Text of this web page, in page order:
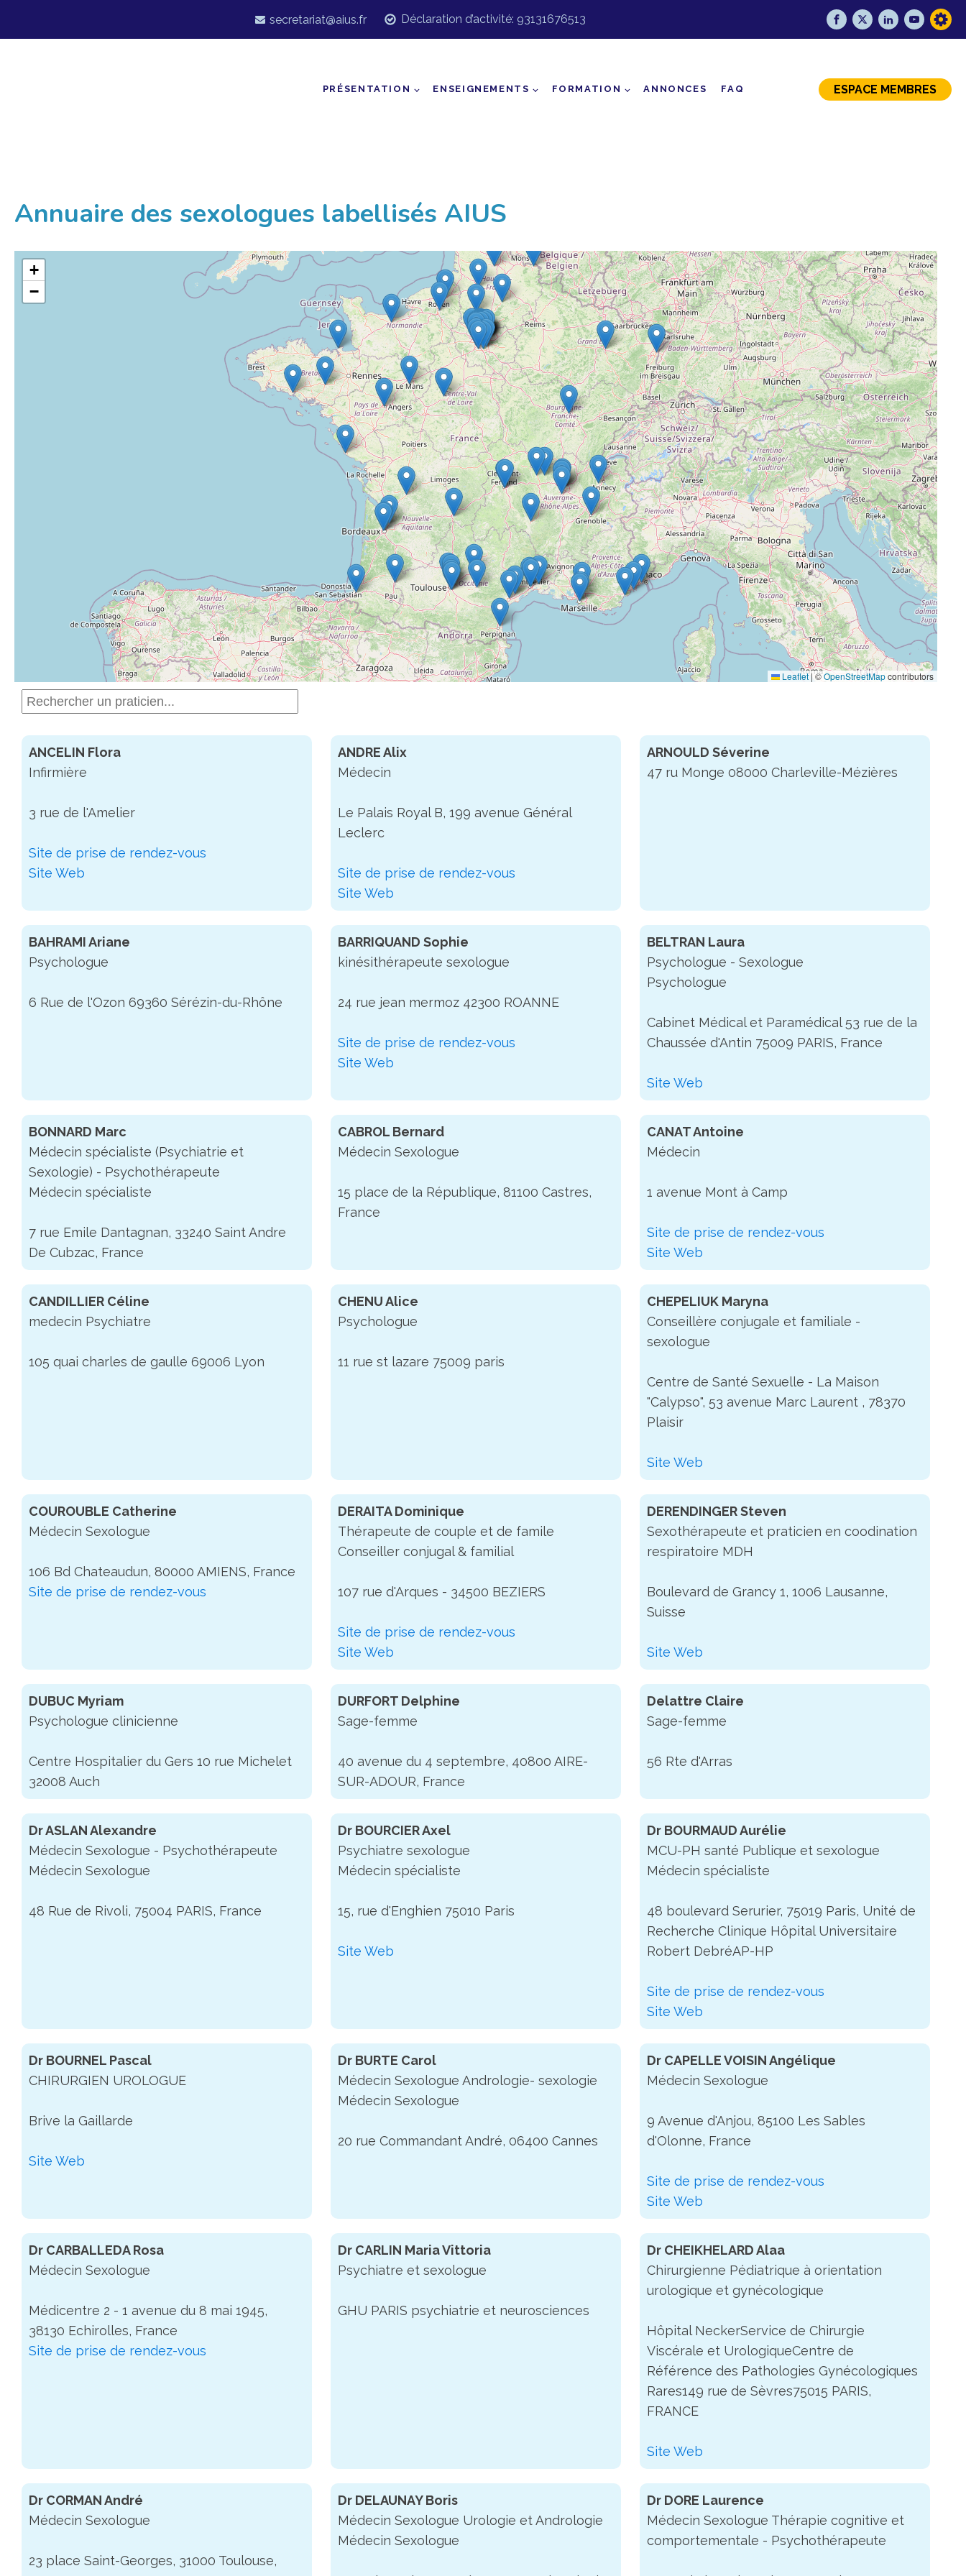
secretariat@aius.fr Déclaration d’activité: 93131676513
PRÉSENTATION ENSEIGNEMENTS FORMATION ANNONCES FAQ ESPACE MEMBRES
Annuaire des sexologues labellisés AIUS
+
−
Leaflet |©OpenStreetMapcontributors
ANCELIN Flora
Infirmière
3 rue de l'Amelier
Site de prise de rendez-vous
Site Web
ANDRE Alix
Médecin
Le Palais Royal B, 199 avenue Général
Leclerc
Site de prise de rendez-vous
Site Web
ARNOULD Séverine
47 ru Monge 08000 Charleville-Mézières
BAHRAMI Ariane
Psychologue
6 Rue de l'Ozon 69360 Sérézin-du-Rhône
BARRIQUAND Sophie
kinésithérapeute sexologue
24 rue jean mermoz 42300 ROANNE
Site de prise de rendez-vous
Site Web
BELTRAN Laura
Psychologue - Sexologue
Psychologue
Cabinet Médical et Paramédical 53 rue de la
Chaussée d'Antin 75009 PARIS, France
Site Web
BONNARD Marc
Médecin spécialiste (Psychiatrie et
Sexologie) - Psychothérapeute
Médecin spécialiste
7 rue Emile Dantagnan, 33240 Saint Andre
De Cubzac, France
CABROL Bernard
Médecin Sexologue
15 place de la République, 81100 Castres,
France
CANAT Antoine
Médecin
1 avenue Mont à Camp
Site de prise de rendez-vous
Site Web
CANDILLIER Céline
medecin Psychiatre
105 quai charles de gaulle 69006 Lyon
CHENU Alice
Psychologue
11 rue st lazare 75009 paris
CHEPELIUK Maryna
Conseillère conjugale et familiale -
sexologue
Centre de Santé Sexuelle - La Maison
"Calypso", 53 avenue Marc Laurent , 78370
Plaisir
Site Web
COUROUBLE Catherine
Médecin Sexologue
106 Bd Chateaudun, 80000 AMIENS, France
Site de prise de rendez-vous
DERAITA Dominique
Thérapeute de couple et de famile
Conseiller conjugal & familial
107 rue d'Arques - 34500 BEZIERS
Site de prise de rendez-vous
Site Web
DERENDINGER Steven
Sexothérapeute et praticien en coodination
respiratoire MDH
Boulevard de Grancy 1, 1006 Lausanne,
Suisse
Site Web
DUBUC Myriam
Psychologue clinicienne
Centre Hospitalier du Gers 10 rue Michelet
32008 Auch
DURFORT Delphine
Sage-femme
40 avenue du 4 septembre, 40800 AIRE-
SUR-ADOUR, France
Delattre Claire
Sage-femme
56 Rte d'Arras
Dr ASLAN Alexandre
Médecin Sexologue - Psychothérapeute
Médecin Sexologue
48 Rue de Rivoli, 75004 PARIS, France
Dr BOURCIER Axel
Psychiatre sexologue
Médecin spécialiste
15, rue d'Enghien 75010 Paris
Site Web
Dr BOURMAUD Aurélie
MCU-PH santé Publique et sexologue
Médecin spécialiste
48 boulevard Serurier, 75019 Paris, Unité de
Recherche Clinique Hôpital Universitaire
Robert DebréAP-HP
Site de prise de rendez-vous
Site Web
Dr BOURNEL Pascal
CHIRURGIEN UROLOGUE
Brive la Gaillarde
Site Web
Dr BURTE Carol
Médecin Sexologue Andrologie- sexologie
Médecin Sexologue
20 rue Commandant André, 06400 Cannes
Dr CAPELLE VOISIN Angélique
Médecin Sexologue
9 Avenue d'Anjou, 85100 Les Sables
d'Olonne, France
Site de prise de rendez-vous
Site Web
Dr CARBALLEDA Rosa
Médecin Sexologue
Médicentre 2 - 1 avenue du 8 mai 1945,
38130 Echirolles, France
Site de prise de rendez-vous
Dr CARLIN Maria Vittoria
Psychiatre et sexologue
GHU PARIS psychiatrie et neurosciences
Dr CHEIKHELARD Alaa
Chirurgienne Pédiatrique à orientation
urologique et gynécologique
Hôpital NeckerService de Chirurgie
Viscérale et UrologiqueCentre de
Référence des Pathologies Gynécologiques
Rares149 rue de Sèvres75015 PARIS,
FRANCE
Site Web
Dr CORMAN André
Médecin Sexologue
23 place Saint-Georges, 31000 Toulouse,
Dr DELAUNAY Boris
Médecin Sexologue Urologie et Andrologie
Médecin Sexologue
Dr DORE Laurence
Médecin Sexologue Thérapie cognitive et
comportementale - Psychothérapeute